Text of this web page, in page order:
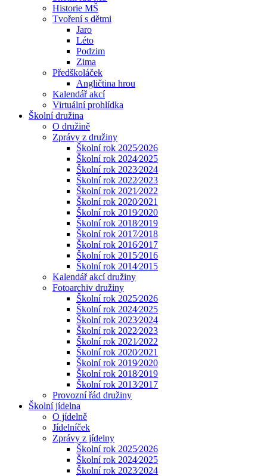
Historie MŠ
Tvoření s dětmi
Jaro
Léto
Podzim
Zima
Předškoláček
Angličtina hrou
Kalendář akcí
Virtuální prohlídka
Školní družina
O družině
Zprávy z družiny
Školní rok 2025⁄2026
Školní rok 2024⁄2025
Školní rok 2023⁄2024
Školní rok 2022⁄2023
Školní rok 2021⁄2022
Školní rok 2020⁄2021
Školní rok 2019⁄2020
Školní rok 2018⁄2019
Školní rok 2017⁄2018
Školní rok 2016⁄2017
Školní rok 2015⁄2016
Školní rok 2014⁄2015
Kalendář akcí družiny
Fotoarchiv družiny
Školní rok 2025⁄2026
Školní rok 2024⁄2025
Školní rok 2023⁄2024
Školní rok 2022⁄2023
Školní rok 2021⁄2022
Školní rok 2020⁄2021
Školní rok 2019⁄2020
Školní rok 2018⁄2019
Školní rok 2013⁄2017
Provozní řád družiny
Školní jídelna
O jídelně
Jídelníček
Zprávy z jídelny
Školní rok 2025⁄2026
Školní rok 2024⁄2025
Školní rok 2023⁄2024